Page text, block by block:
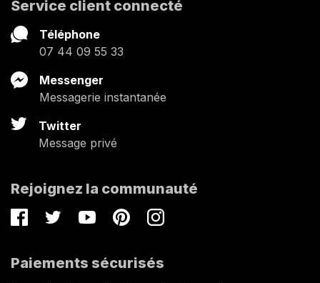
Service client connecté
Téléphone
07 44 09 55 33
Messenger
Messagerie instantanée
Twitter
Message privé
Rejoignez la communauté
FacebookTwitterYoutubePinterestInstagram
Paiements sécurisés